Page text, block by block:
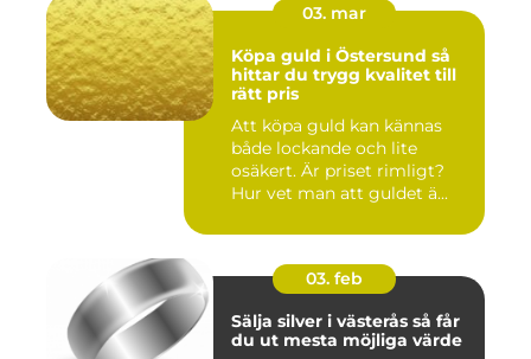
03. mar
Köpa guld i Östersund så
hittar du trygg kvalitet till
rätt pris
Att köpa guld kan kännas
både lockande och lite
osäkert. Är priset rimligt?
Hur vet man att guldet ä...
03. feb
Sälja silver i västerås så får
du ut mesta möjliga värde